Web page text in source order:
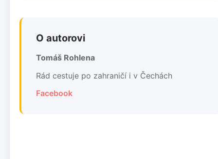
O autorovi
Tomáš Rohlena
Rád cestuje po zahraničí i v Čechách
Facebook